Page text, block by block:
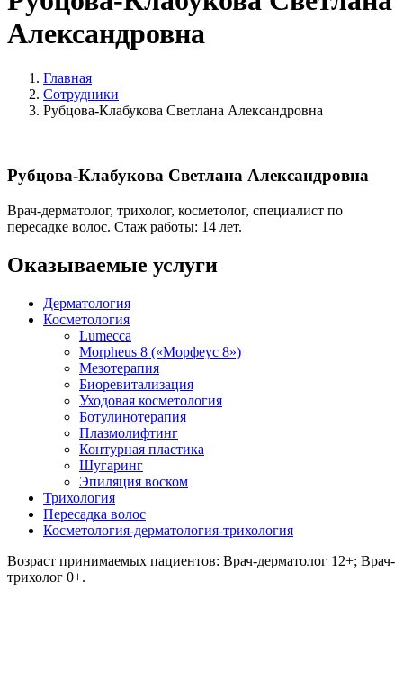
Александровна
Главная
Сотрудники
Рубцова-Клабукова Светлана Александровна
Рубцова-Клабукова Светлана Александровна
Врач-дерматолог, трихолог, косметолог, специалист по
пересадке волос. Стаж работы: 14 лет.
Оказываемые услуги
Дерматология
Косметология
Lumecca
Morpheus 8 («Морфеус 8»)
Мезотерапия
Биоревитализация
Уходовая косметология
Ботулинотерапия
Плазмолифтинг
Контурная пластика
Шугаринг
Эпиляция воском
Трихология
Пересадка волос
Косметология-дерматология-трихология
Возраст принимаемых пациентов: Врач-дерматолог 12+; Врач-
трихолог 0+.